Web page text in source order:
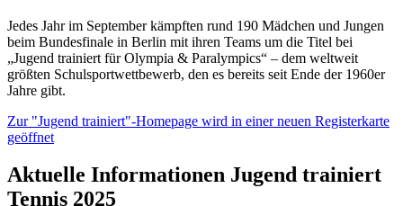
Jedes Jahr im September kämpften rund 190 Mädchen und Jungen
beim Bundesfinale in Berlin mit ihren Teams um die Titel bei
„Jugend trainiert für Olympia & Paralympics“ – dem weltweit
größten Schulsportwettbewerb, den es bereits seit Ende der 1960er
Jahre gibt.
Zur "Jugend trainiert"-Homepage wird in einer neuen Registerkarte
geöffnet
Aktuelle Informationen Jugend trainiert
Tennis 2025